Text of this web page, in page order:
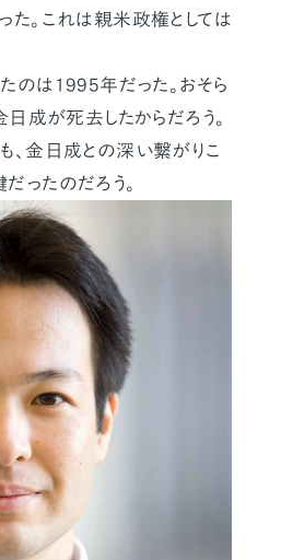
た。これは親米政権としては
のは1995年だった。おそら
成が死去したからだろう。
、金日成との深い繋がりこ
ったのだろう。